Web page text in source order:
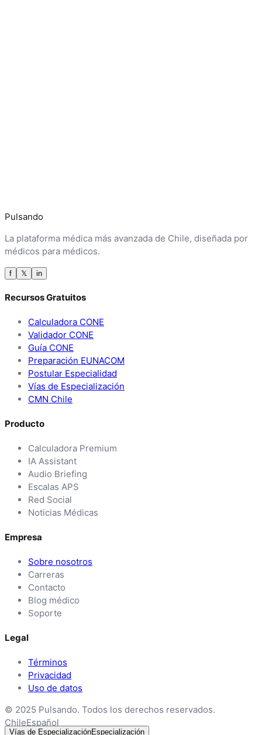
Pulsando
La plataforma médica más avanzada de Chile, diseñada por
médicos para médicos.
f 𝕏 in
Recursos Gratuitos
Calculadora CONE
Validador CONE
Guía CONE
Preparación EUNACOM
Postular Especialidad
Vías de Especialización
CMN Chile
Producto
Calculadora Premium
IA Assistant
Audio Briefing
Escalas APS
Red Social
Noticias Médicas
Empresa
Sobre nosotros
Carreras
Contacto
Blog médico
Soporte
Legal
Términos
Privacidad
Uso de datos
© 2025 Pulsando. Todos los derechos reservados.
ChileEspañol